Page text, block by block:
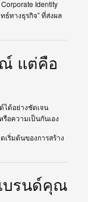
Identity
ธ์ทางธุรกิจ” ที่ส่งผล
แต่คือ
ด้อย่างชัดเจน
อความเป็นกันเอง
เริ่มต้นของการสร้าง
บรนด์คุณ